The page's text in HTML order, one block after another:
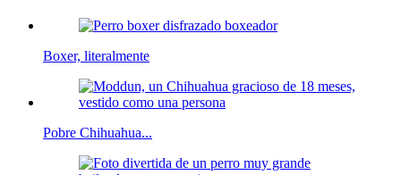
Boxer, literalmente
Pobre Chihuahua...